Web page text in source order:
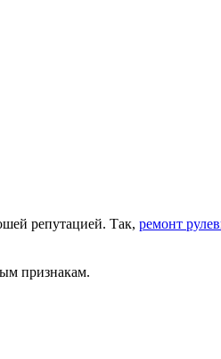
репутацией. Так, ремонт
признакам.